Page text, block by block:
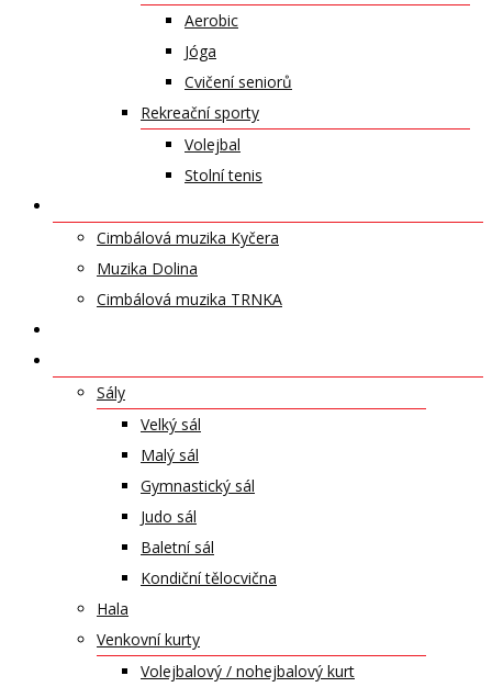
Aerobic
Jóga
Cvičení seniorů
Rekreační sporty
Volejbal
Stolní tenis
Cimbálová muzika Kyčera
Muzika Dolina
Cimbálová muzika TRNKA
Sály
Velký sál
Malý sál
Gymnastický sál
Judo sál
Baletní sál
Kondiční tělocvična
Hala
Venkovní kurty
Volejbalový / nohejbalový kurt